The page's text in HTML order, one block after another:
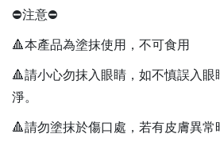
⛔️注意⛔️
🔺本產品為塗抹使用，不可食用
🔺請小心勿抹入眼睛，如不慎誤入
淨。
🔺請勿塗抹於傷口處，若有皮膚異常